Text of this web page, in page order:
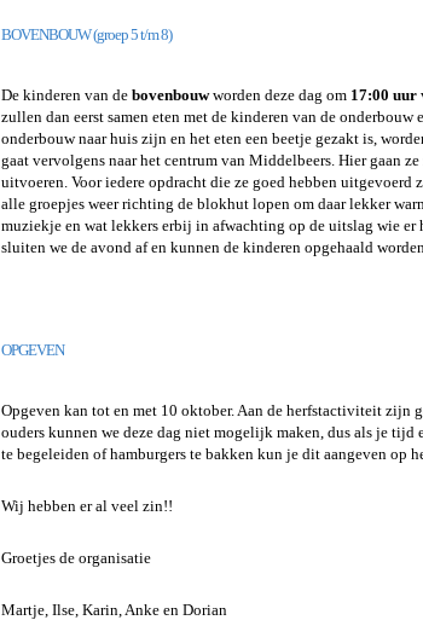
BOVENBOUW(groep 5 t/m 8)
De kinderen van de bovenbouwworden deze dag om 17:00 uur
zullen dan eerst samen eten met de kinderen van de onderbouw
onderbouw naar huis zijn en het eten een beetje gezakt is,
gaat vervolgens naar het centrum van Middelbeers. Hier gaan
uitvoeren. Voor iedere opdracht die ze goed hebben
alle groepjes weer richting de blokhut lopen om daar lekker
muziekje en wat lekkers erbij in afwachting op de uitslag wie
sluiten we de avond af en kunnen de kinderen opgehaald
OPGEVEN
Opgeven kan tot en met 10 oktober. Aan de herfstactiviteit zijn
ouders kunnen we deze dag niet mogelijk maken, dus als je
te begeleiden of hamburgers te bakken kun je dit aangeven op
Wij hebben er al veel zin!!
Groetjes de organisatie
Martje, Ilse, Karin, Anke en Dorian